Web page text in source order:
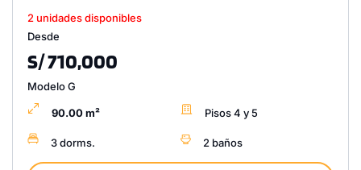
2 unidades disponibles
Desde
S/ 710,000
Modelo G
90.00 m² Pisos 4 y 5
3 dorms. 2 baños